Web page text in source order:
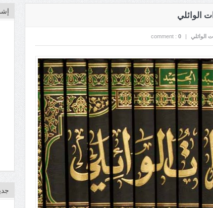
الوائلي
الوائلي |
comment : 0